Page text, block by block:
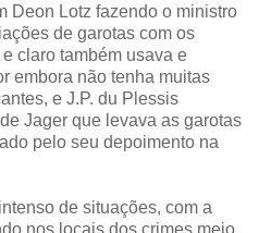
Deon Lotz fazendo o ministro
de garotas com os
claro também usava e
embora não tenha muitas
e J.P. du Plessis
Jager que levava as garotas
pelo seu depoimento na
de situações, com a
nos locais dos crimes meio